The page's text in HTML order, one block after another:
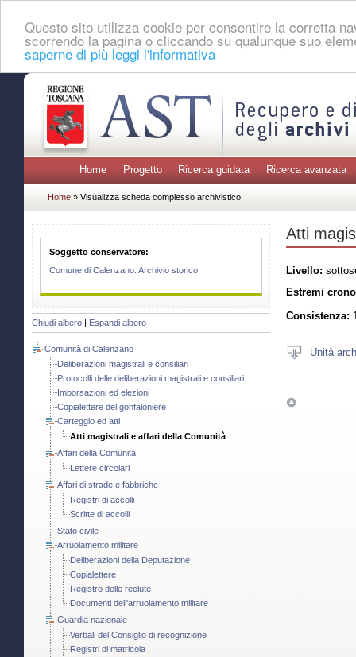
Questo sito utilizza cookie per consentire la corretta
scorrendo la pagina o cliccando su qualunque suo
saperne di più leggi l'informativa
Home Progetto Ricerca guidata Ricerca avanzata
Home » Visualizza scheda complesso archivistico
Soggetto conservatore:
Comune di Calenzano. Archivio storico
Chiudi albero Espandi albero
Comunità di Calenzano
Deliberazioni magistrali e consiliari
Protocolli delle deliberazioni magistrali e consiliari
Imborsazioni ed elezioni
Copialettere del gonfaloniere
Carteggio ed atti
Atti magistrali e affari della Comunità
Affari della Comunità
Lettere circolari
Affari di strade e fabbriche
Registri di accolli
Scritte di accolli
Stato civile
Arruolamento militare
Deliberazioni della Deputazione
Copialettere
Registro delle reclute
Documenti dell'arruolamento militare
Guardia nazionale
Verbali del Consiglio di recognizione
Registri di matricola
Atti
Livello:
Estremi
Consistenza:
Unità